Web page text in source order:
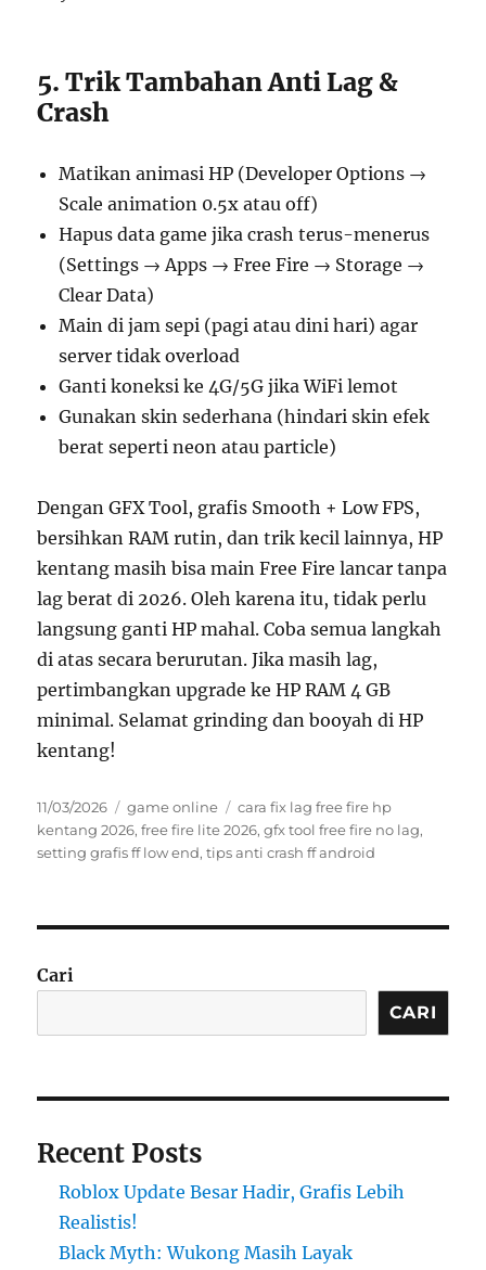
5. Trik Tambahan Anti Lag &
Crash
Matikan animasi HP (Developer Options →
Scale animation 0.5x atau off)
Hapus data game jika crash terus-menerus
(Settings → Apps → Free Fire → Storage →
Clear Data)
Main di jam sepi (pagi atau dini hari) agar
server tidak overload
Ganti koneksi ke 4G/5G jika WiFi lemot
Gunakan skin sederhana (hindari skin efek
berat seperti neon atau particle)
Dengan GFX Tool, grafis Smooth + Low FPS,
bersihkan RAM rutin, dan trik kecil lainnya, HP
kentang masih bisa main Free Fire lancar tanpa
lag berat di 2026. Oleh karena itu, tidak perlu
langsung ganti HP mahal. Coba semua langkah
di atas secara berurutan. Jika masih lag,
pertimbangkan upgrade ke HP RAM 4 GB
minimal. Selamat grinding dan booyah di HP
kentang!
Posted
on
11/03/2026 Categories
game online Tags
cara fix lag free fire hp
kentang 2026,free fire lite 2026,gfx tool free fire no lag,
setting grafis ff low end,tips anti crash ff android
Cari
CARI
Recent Posts
Roblox Update Besar Hadir, Grafis Lebih
Realistis!
Black Myth: Wukong Masih Layak